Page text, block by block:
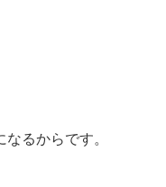
るからです。